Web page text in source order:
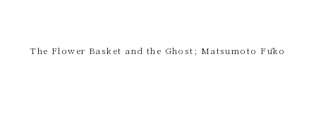
The Flower Basket and the Ghost; Matsumoto Fūko